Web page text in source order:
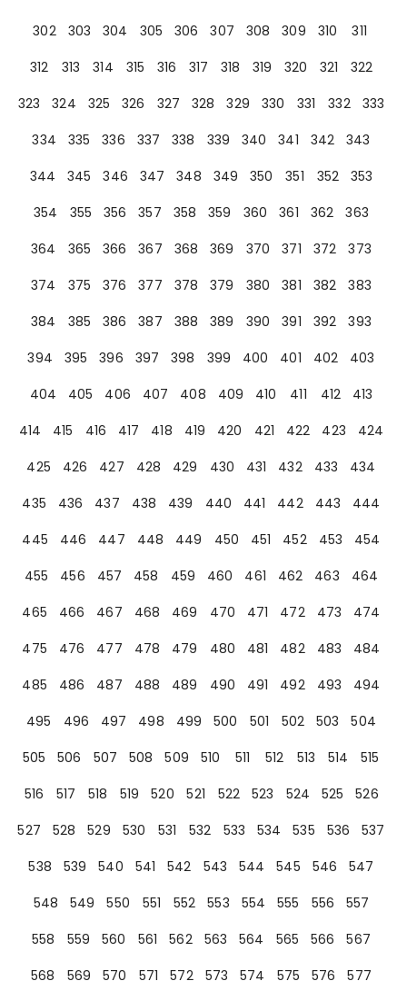
302
303 304 305 306 307 308 309 310
311
312
313 314 315 316 317 318 319 320 321
322
323
324 325 326 327 328 329 330 331 332
333
334
335 336 337 338 339 340 341 342
343
344
345 346 347 348 349 350 351 352
353
354
355 356 357 358 359 360 361 362
363
364
365 366 367 368 369 370 371 372
373
374
375 376 377 378 379 380 381 382
383
384
385 386 387 388 389 390 391 392
393
394
395 396 397 398 399 400 401 402
403
404
405 406 407 408 409 410 411 412
413
414
415 416 417 418 419 420 421 422 423
424
425
426 427 428 429 430 431 432 433
434
435
436 437 438 439 440 441 442 443
444
445
446 447 448 449 450 451 452 453
454
455
456 457 458 459 460 461 462 463
464
465
466 467 468 469 470 471 472 473
474
475
476 477 478 479 480 481 482 483
484
485
486 487 488 489 490 491 492 493
494
495
496 497 498 499 500 501 502 503
504
505
506 507 508 509 510 511 512 513 514
515
516
517 518 519 520 521 522 523 524 525
526
527
528 529 530 531 532 533 534 535 536
537
538
539 540 541 542 543 544 545 546
547
548
549 550 551 552 553 554 555 556
557
558
559 560 561 562 563 564 565 566
567
568
569 570 571 572 573 574 575 576
577